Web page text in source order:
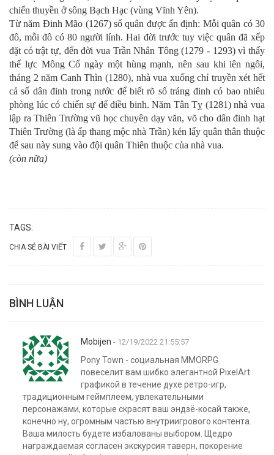
chiến thuyền ở sông Bạch Hạc (vùng Vĩnh Yên).
Từ năm Đinh Mão (1267) số quân được ấn định: Mỗi quân có 30
đô, mỗi đô có 80 người lính. Hai đời trước tuy việc quân đã xếp
đặt có trật tự, đến đời vua Trần Nhân Tông (1279 - 1293) vì thấy
thế lực Mông Cổ ngày một hùng mạnh, nên sau khi lên ngôi,
tháng 2 năm Canh Thìn (1280), nhà vua xuống chỉ truyền xét hết
cả số dân đinh trong nước để biết rõ số tráng đinh có bao nhiêu
phòng lúc có chiến sự để điều binh. Năm Tân Tỵ (1281) nhà vua
lập ra Thiên Trường vũ học chuyên dạy văn, võ cho dân đinh hạt
Thiên Trường (là ấp thang mộc nhà Trần) kén lấy quân thân thuộc
để sau này sung vào đội quân Thiên thuộc của nhà vua.
(còn nữa)
TAGS:
CHIA SẺ BÀI VIẾT
BÌNH LUẬN
Mobijen - 12/19/2022 21:55:57
Pony Town - социальная MMORPG
повеселит вам шибко элегантной PixelArt
графикой в течение духе ретро-игр,
традиционным геймплеем, увлекательными
персонажами, которые скрасят ваш эндзё-косай также,
конечно ну, огромным частью внутриигрового контента.
Ваша милость будете избалованы выбором. Щедро
награждаемая согласен экскурсия таверн, покорение